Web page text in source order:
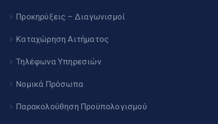
Προκηρύξεις – Διαγωνισμοί
Καταχώρηση Αιτήματος
Τηλέφωνα Υπηρεσιών
Νομικά Πρόσωπα
Παρακολούθηση Προϋπολογισμού